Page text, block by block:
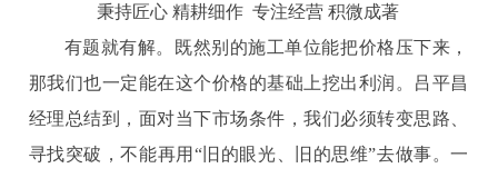
秉持匠心 精耕细作 专注经营 积微成著
有题就有解。既然别的施工单位能把价格压下来，
那我们也一定能在这个价格的基础上挖出利润。吕平昌
经理总结到，面对当下市场条件，我们必须转变思路、
寻找突破，不能再用“旧的眼光、旧的思维”去做事。一